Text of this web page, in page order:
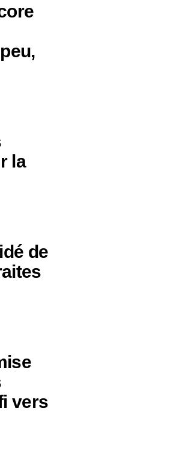
la
de
vers